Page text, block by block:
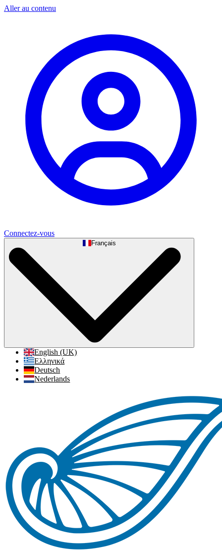
Aller au contenu
Connectez-vous
Français
English (UK)
Ελληνικά
Deutsch
Nederlands